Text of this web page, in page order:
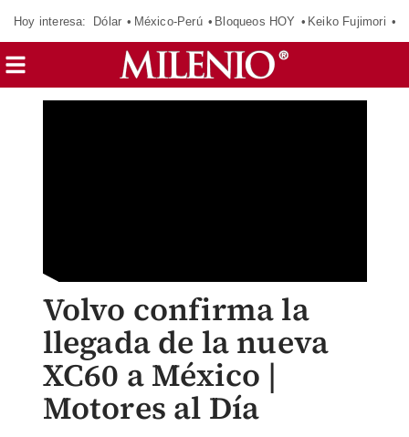
Hoy interesa: Dólar México-Perú Bloqueos HOY Keiko Fujimori
Volvo confirma la
llegada de la nueva
XC60 a México |
Motores al Día